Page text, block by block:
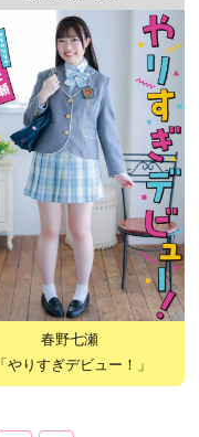
春野七瀬
「やりすぎデビュー！」